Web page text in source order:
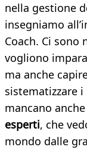
nella gestione
insegniamo
Coach. Ci sono
vogliono
ma anche
sistematizzare
mancano
esperti, che
mondo dalle